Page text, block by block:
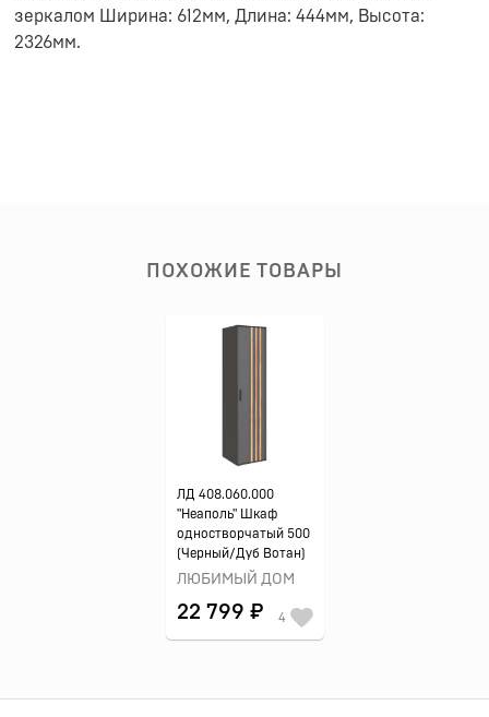
зеркалом Ширина: 612мм, Длина: 444мм, Высота:
2326мм.
ПОХОЖИЕ ТОВАРЫ
ЛД 408.060.000
"Неаполь" Шкаф
одностворчатый 500
(Черный/Дуб Вотан)
ЛЮБИМЫЙ ДОМ
22 799 ₽ 4